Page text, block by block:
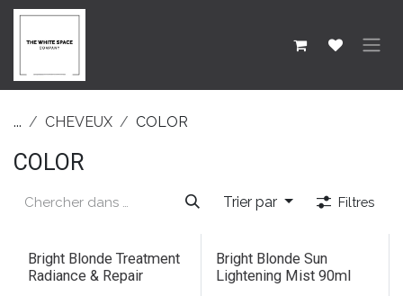
SE RENDRE AU CONTENU
... CHEVEUX COLOR
COLOR
Trier par Filtres
Bright Blonde Treatment
Radiance & Repair
Bright Blonde Sun
Lightening Mist 90ml